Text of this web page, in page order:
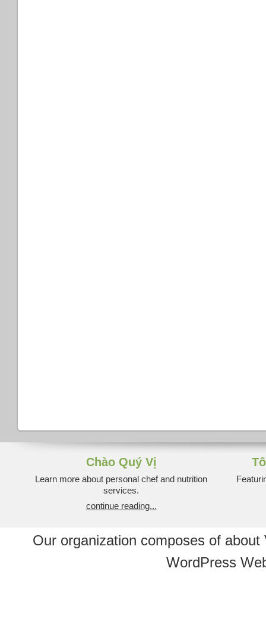
Chào Quý Vị
Learn more about personal chef and nutrition
services.
continue reading...
Our organization composes of
WordPress